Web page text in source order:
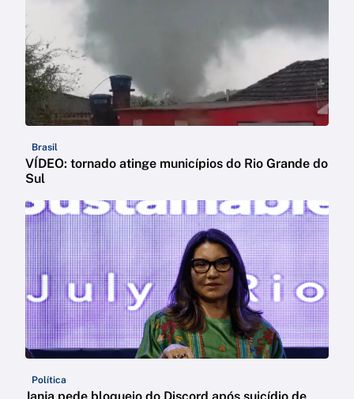
Brasil
VÍDEO: tornado atinge municípios do Rio Grande do
Sul
Política